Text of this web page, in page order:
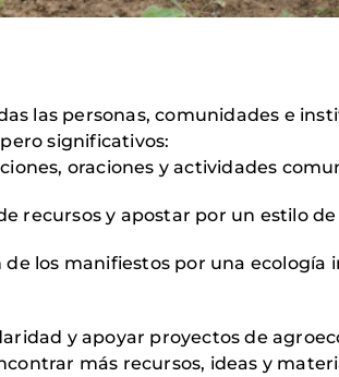
las personas, comunidades e
significativos:
oraciones y actividades
recursos y apostar por un estilo
los manifiestos por una ecología
y apoyar proyectos de
más recursos, ideas y